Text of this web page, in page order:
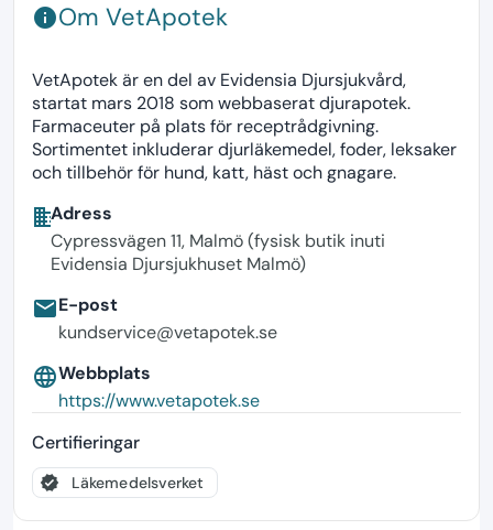
infoOm VetApotek
VetApotek är en del av Evidensia Djursjukvård,
startat mars 2018 som webbaserat djurapotek.
Farmaceuter på plats för receptrådgivning.
Sortimentet inkluderar djurläkemedel, foder, leksaker
och tillbehör för hund, katt, häst och gnagare.
businessAdress
Cypressvägen 11, Malmö (fysisk butik inuti
Evidensia Djursjukhuset Malmö)
emailE-post
kundservice@vetapotek.se
languageWebbplats
https://www.vetapotek.se
Certifieringar
verified Läkemedelsverket